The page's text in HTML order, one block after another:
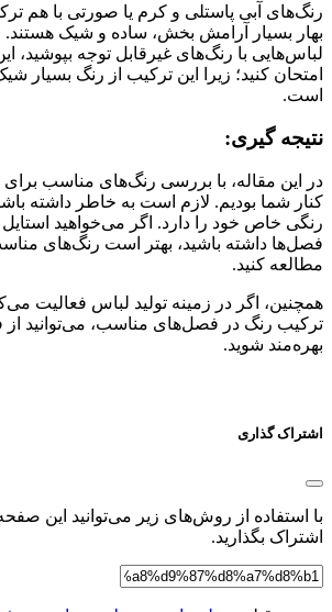
رنگ‌های آبی پاستلی و کرم یا صورتی با هم
بهار بسیار آرامش بخش، ساده و شیک هستند.
لباس‌هایی با رنگ‌های غیرقابل توجه بپوشید،
امتحان کنید؛ زیرا این ترکیب از رنگ بسیار
است.
نتیجه گیری:
در این مقاله، با بررسی رنگ‌های مناسب برای
کنار شما بودیم. لازم است به خاطر داشته
رنگی خاص خود را دارد. اگر می‌خواهید استایل
فصل‌ها داشته باشید، بهتر است رنگ‌های
مطالعه کنید.
همچنین، اگر در زمینه تولید لباس فعالیت
ترکیب رنگ در فصل‌های مناسب، می‌توانید
بهره‌مند شوید.
اشتراک گذاری
با استفاده از روش‌های زیر می‌توانید این
اشتراک بگذارید.